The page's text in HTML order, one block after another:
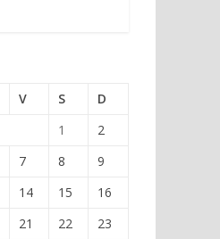
V S
D
1
2
7 8
9
14 15
16
21 22
23